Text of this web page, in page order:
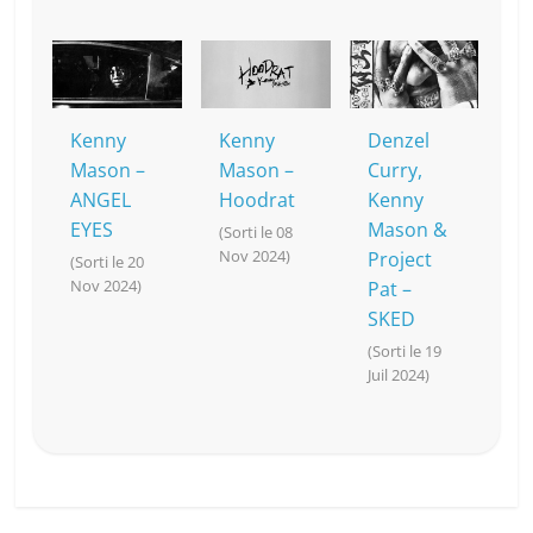
Kenny
Mason –
ANGEL
EYES
(Sorti le 20
Nov 2024)
Kenny
Mason –
Hoodrat
(Sorti le 08
Nov 2024)
Denzel
Curry,
Kenny
Mason &
Project
Pat –
SKED
(Sorti le 19
Juil 2024)